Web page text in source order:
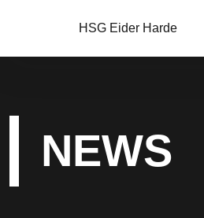
HSG Eider Harde
NEWS